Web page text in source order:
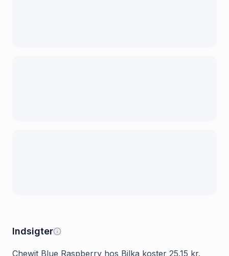
Indsigter
Chewit Blue Raspberry hos Bilka koster 25.15 kr.